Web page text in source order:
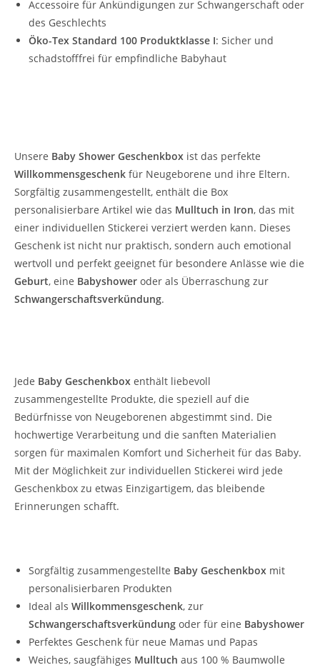
Accessoire für Ankündigungen zur Schwangerschaft oder
des Geschlechts
Öko-Tex Standard 100 Produktklasse I: Sicher und
schadstofffrei für empfindliche Babyhaut
Unsere Baby Shower Geschenkbox ist das perfekte
Willkommensgeschenk für Neugeborene und ihre Eltern.
Sorgfältig zusammengestellt, enthält die Box
personalisierbare Artikel wie das Mulltuch in Iron, das mit
einer individuellen Stickerei verziert werden kann. Dieses
Geschenk ist nicht nur praktisch, sondern auch emotional
wertvoll und perfekt geeignet für besondere Anlässe wie die
Geburt, eine Babyshower oder als Überraschung zur
Schwangerschaftsverkündung.
Jede Baby Geschenkbox enthält liebevoll
zusammengestellte Produkte, die speziell auf die
Bedürfnisse von Neugeborenen abgestimmt sind. Die
hochwertige Verarbeitung und die sanften Materialien
sorgen für maximalen Komfort und Sicherheit für das Baby.
Mit der Möglichkeit zur individuellen Stickerei wird jede
Geschenkbox zu etwas Einzigartigem, das bleibende
Erinnerungen schafft.
Sorgfältig zusammengestellte Baby Geschenkbox mit
personalisierbaren Produkten
Ideal als Willkommensgeschenk, zur
Schwangerschaftsverkündung oder für eine Babyshower
Perfektes Geschenk für neue Mamas und Papas
Weiches, saugfähiges Mulltuch aus 100 % Baumwolle